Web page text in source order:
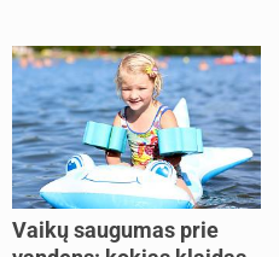
Vaikų saugumas prie